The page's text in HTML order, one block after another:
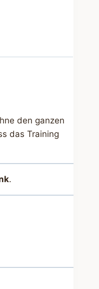
den ganzen
das Training
.